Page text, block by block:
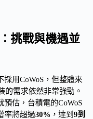
挑戰與機遇並
用CoWoS，但整體來
的需求依然非常強勁。
預估，台積電的CoWoS
率將超過30% ，達到 9到